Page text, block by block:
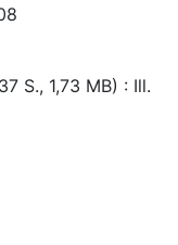
S., 1,73 MB) : Ill.